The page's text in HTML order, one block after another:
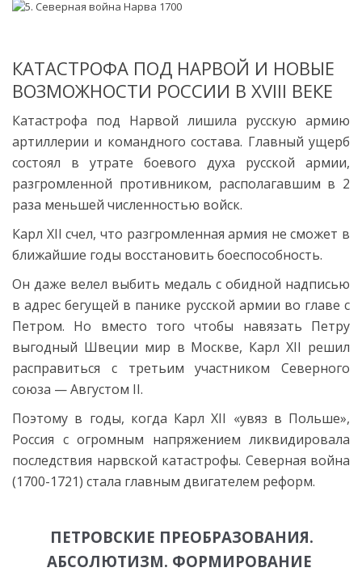
КАТАСТРОФА ПОД НАРВОЙ И НОВЫЕ
ВОЗМОЖНОСТИ РОССИИ В XVIII ВЕКЕ
Катастрофа под Нарвой лишила русскую армию
артиллерии и командного состава. Главный ущерб
состоял в утрате боевого духа русской армии,
разгромленной противником, располагавшим в 2
раза меньшей численностью войск.
Карл XII счел, что разгромленная армия не сможет в
ближайшие годы восстановить боеспособность.
Он даже велел выбить медаль с обидной надписью
в адрес бегущей в панике русской армии во главе с
Петром. Но вместо того чтобы навязать Петру
выгодный Швеции мир в Москве, Карл XII решил
расправиться с третьим участником Северного
союза — Августом II.
Поэтому в годы, когда Карл XII «увяз в Польше»,
Россия с огромным напряжением ликвидировала
последствия нарвской катастрофы. Северная война
(1700-1721) стала главным двигателем реформ.
ПЕТРОВСКИЕ ПРЕОБРАЗОВАНИЯ.
АБСОЛЮТИЗМ. ФОРМИРОВАНИЕ